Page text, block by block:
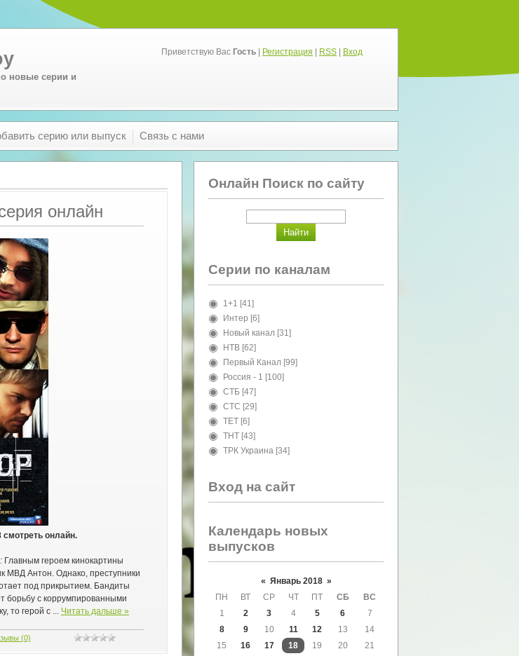
новые серии и
Приветствую Вас Гость Регистрация RSS Вход
серию или выпуск Связь с нами
онлайн
смотреть онлайн.
Главным героем кинокартины
МВД Антон. Однако, преступники
под прикрытием. Бандиты
борьбу с коррумпированными
то герой с
Читать дальше »
(0)
Онлайн Поиск по сайту
Серии по каналам
1+1 [41]
Интер [6]
Новый канал [31]
НТВ [62]
Первый Канал [99]
Россия - 1 [100]
СТБ [47]
СТС [29]
ТЕТ [6]
ТНТ [43]
ТРК Украина [34]
Вход на сайт
Календарь новых
выпусков
« Январь 2018 »
ПН
ВТ СР ЧТ ПТ СБ
ВС
1
2 3 4 5 6
7
8
9 10 11 12 13
14
15
16 17 18 19 20
21